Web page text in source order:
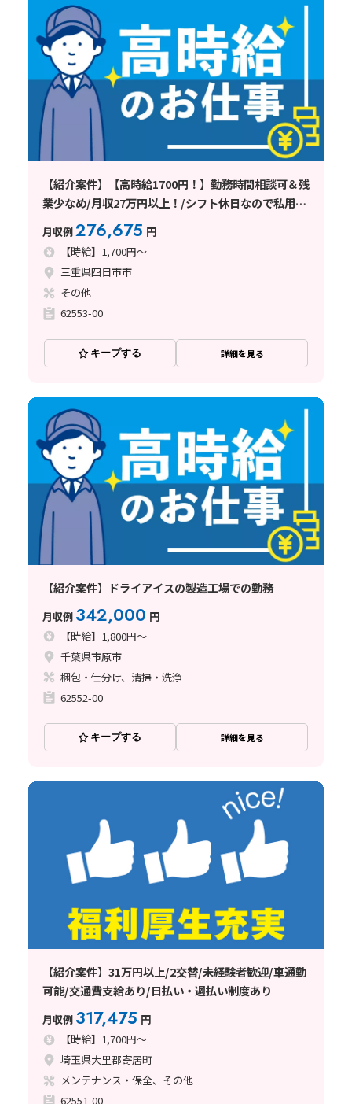
【紹介案件】【高時給1700円！】勤務時間相談可＆残
業少なめ/月収27万円以上！/シフト休日なので私用も
楽に済ませられる◎/車通勤可能！
月収例276,675 円
【時給】1,700円～
三重県四日市市
その他
62553-00
キープする 詳細を見る
【紹介案件】ドライアイスの製造工場での勤務
月収例 342,000 円
【時給】1,800円～
千葉県市原市
梱包・仕分け、清掃・洗浄
62552-00
キープする 詳細を見る
【紹介案件】31万円以上/2交替/未経験者歓迎/車通勤
可能/交通費支給あり/日払い・週払い制度あり
月収例 317,475 円
【時給】1,700円～
埼玉県大里郡寄居町
メンテナンス・保全、その他
62551-00